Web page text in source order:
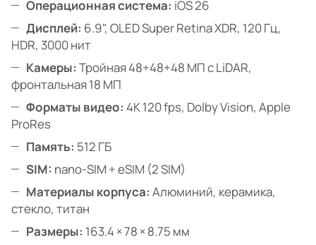
Операционная система: iOS 26
Дисплей: 6.9", OLED Super Retina XDR, 120 Гц,
HDR, 3000 нит
Камеры: Тройная 48+48+48 МП с LiDAR,
фронтальная 18 МП
Форматы видео: 4K 120 fps, Dolby Vision, Apple
ProRes
Память: 512 ГБ
SIM: nano-SIM + eSIM (2 SIM)
Материалы корпуса: Алюминий, керамика,
стекло, титан
Размеры: 163.4 × 78 × 8.75 мм